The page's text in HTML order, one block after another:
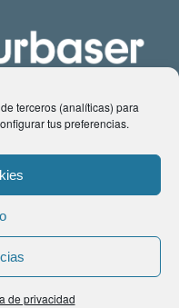
terceros (analíticas) para
tus preferencias.
de privacidad
los derechos reservados |
de Cookies| Contacto: